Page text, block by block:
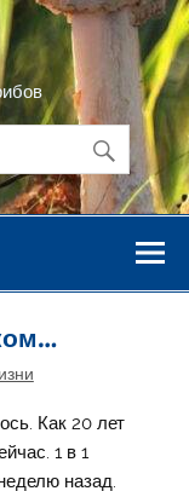
Как 20 лет
1 в 1
назад.